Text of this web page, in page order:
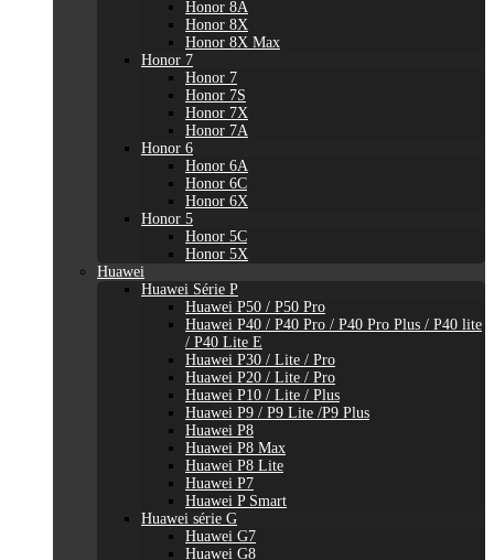
Honor 8A
Honor 8X
Honor 8X Max
Honor 7
Honor 7
Honor 7S
Honor 7X
Honor 7A
Honor 6
Honor 6A
Honor 6C
Honor 6X
Honor 5
Honor 5C
Honor 5X
Huawei
Huawei Série P
Huawei P50 / P50 Pro
Huawei P40 / P40 Pro / P40 Pro Plus / P40 lite
/ P40 Lite E
Huawei P30 / Lite / Pro
Huawei P20 / Lite / Pro
Huawei P10 / Lite / Plus
Huawei P9 / P9 Lite /P9 Plus
Huawei P8
Huawei P8 Max
Huawei P8 Lite
Huawei P7
Huawei P Smart
Huawei série G
Huawei G7
Huawei G8